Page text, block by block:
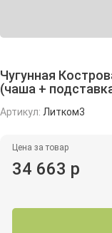
Чугунная
(чаша +
Артикул: Литком3
Цена за товар
34 663 р